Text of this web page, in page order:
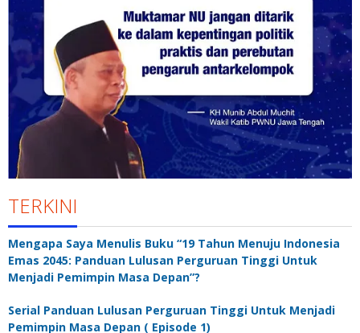
TERKINI
Mengapa Saya Menulis Buku “19 Tahun Menuju Indonesia
Emas 2045: Panduan Lulusan Perguruan Tinggi Untuk
Menjadi Pemimpin Masa Depan”?
Serial Panduan Lulusan Perguruan Tinggi Untuk Menjadi
Pemimpin Masa Depan ( Episode 1)